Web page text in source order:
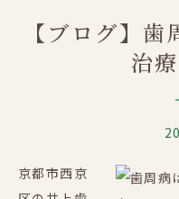
【ブログ】
治
京都市西京